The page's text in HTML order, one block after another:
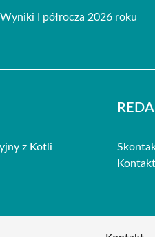
I półrocza 2026 roku
z Kotli
Kontakt